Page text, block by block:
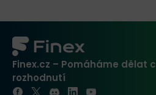
Finex.cz – Pomáháme dělat
rozhodnutí